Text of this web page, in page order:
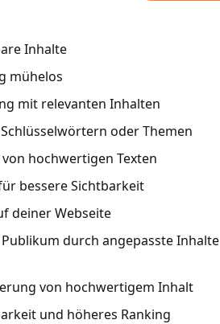
Inhalte
mühelos
mit relevanten Inhalten
oder Themen
hochwertigen Texten
bessere Sichtbarkeit
deiner Webseite
durch angepasste Inhalte
von hochwertigem Inhalt
und höheres Ranking